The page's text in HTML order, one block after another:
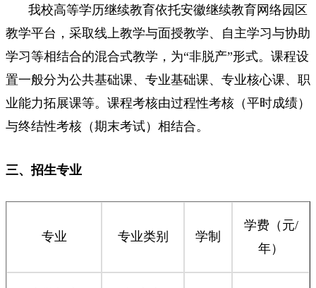
我校高等学历继续教育依托安徽继续教育网络园区
教学平台，采取线上教学与面授教学、自主学习与协助
学习等相结合的混合式教学，为“非脱产”形式。课程设
置一般分为公共基础课、专业基础课、专业核心课、职
业能力拓展课等。课程考核由过程性考核（平时成绩）
与终结性考核（期末考试）相结合。
三、招生专业
专业 专业类别 学制
学费（元/
年）